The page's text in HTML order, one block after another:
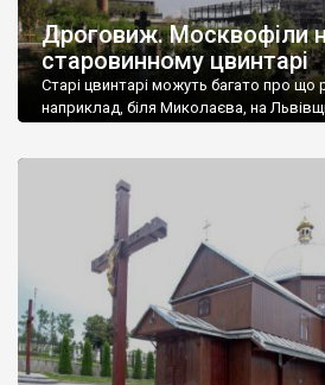
Дроговиж. Москвофіли
старовинному цвинтарі
Старі цвинтарі можуть багато про що
наприклад, біля Миколаєва, на
найстарішу частину цвинтаря. Нас
хрести, не схожі на хрести у сусідніх